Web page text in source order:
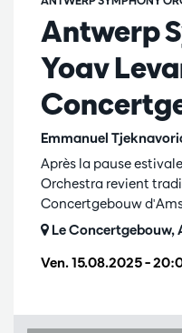
Antwerp
Yoav
Emmanuel
Ven. 15.08.2025–
Après la pause
Orchestra revient
Concertgebouw
Le Concertgebouw,